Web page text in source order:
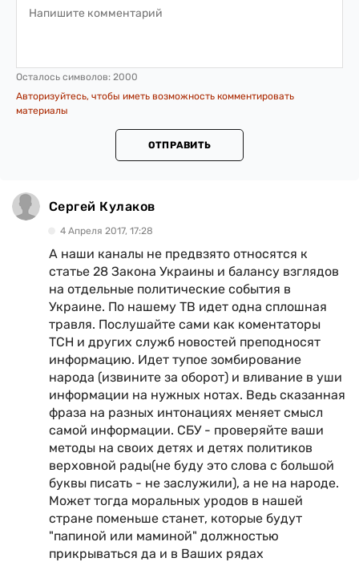
Осталось символов: 2000
Авторизуйтесь, чтобы иметь возможность комментировать
материалы
ОТПРАВИТЬ
Сергей Кулаков
4 Апреля 2017, 17:28
А наши каналы не предвзято относятся к
статье 28 Закона Украины и балансу взглядов
на отдельные политические события в
Украине. По нашему ТВ идет одна сплошная
травля. Послушайте сами как коментаторы
ТСН и других служб новостей преподносят
информацию. Идет тупое зомбирование
народа (извините за оборот) и вливание в уши
информации на нужных нотах. Ведь сказанная
фраза на разных интонациях меняет смысл
самой информации. СБУ - проверяйте ваши
методы на своих детях и детях политиков
верховной рады(не буду это слова с большой
буквы писать - не заслужили), а не на народе.
Может тогда моральных уродов в нашей
стране поменьше станет, которые будут
"папиной или маминой" должностью
прикрываться да и в Ваших рядах